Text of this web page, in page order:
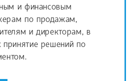
и финансовым
по продажам,
и директорам, в
принятие решений по